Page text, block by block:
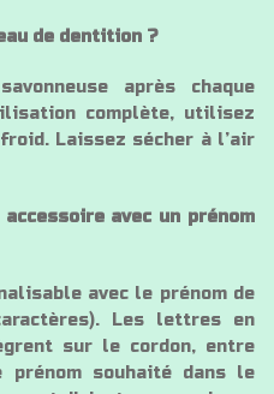
de dentition ?
après chaque
complète, utilisez
Laissez sécher à l’air
avec un prénom
avec le prénom de
Les lettres en
sur le cordon, entre
prénom souhaité dans le